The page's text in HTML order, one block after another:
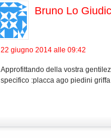
Bruno Lo
22 giugno 2014 alle 09:42
Approfittando della vostra
specifico :placca ago piedini